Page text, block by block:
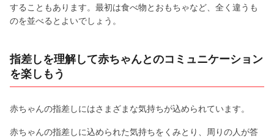
することもあります。最初は食べ物とおもちゃなど、全く違うも
のを並べるとよいでしょう。
指差しを理解して赤ちゃんとのコミュニケーション
を楽しもう
赤ちゃんの指差しにはさまざまな気持ちが込められています。
赤ちゃんの指差しに込められた気持ちをくみとり、周りの人が答